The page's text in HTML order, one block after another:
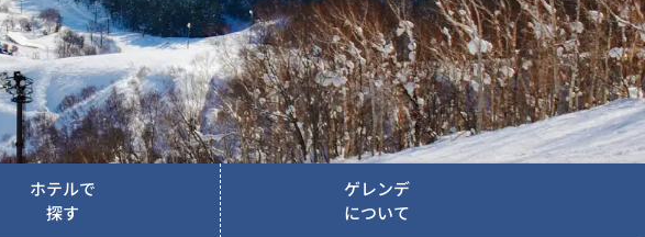
ホテルで
探す
ゲレンデ
について